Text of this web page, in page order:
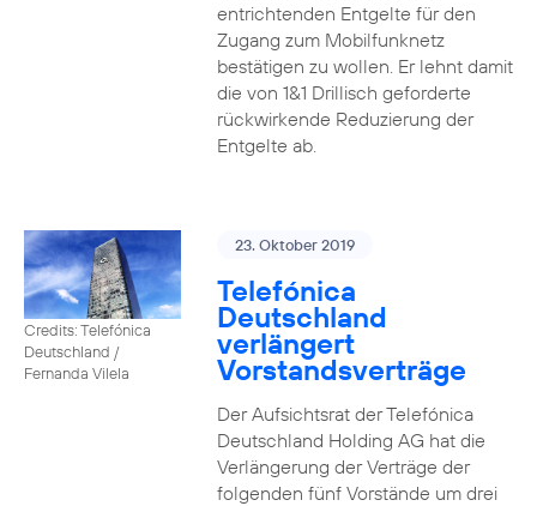
entrichtenden Entgelte für den
Zugang zum Mobilfunknetz
bestätigen zu wollen. Er lehnt damit
die von 1&1 Drillisch geforderte
rückwirkende Reduzierung der
Entgelte ab.
Credits: Telefónica
Deutschland /
Fernanda Vilela
23. Oktober 2019
Telefónica
Deutschland
verlängert
Vorstandsverträge
Der Aufsichtsrat der Telefónica
Deutschland Holding AG hat die
Verlängerung der Verträge der
folgenden fünf Vorstände um drei